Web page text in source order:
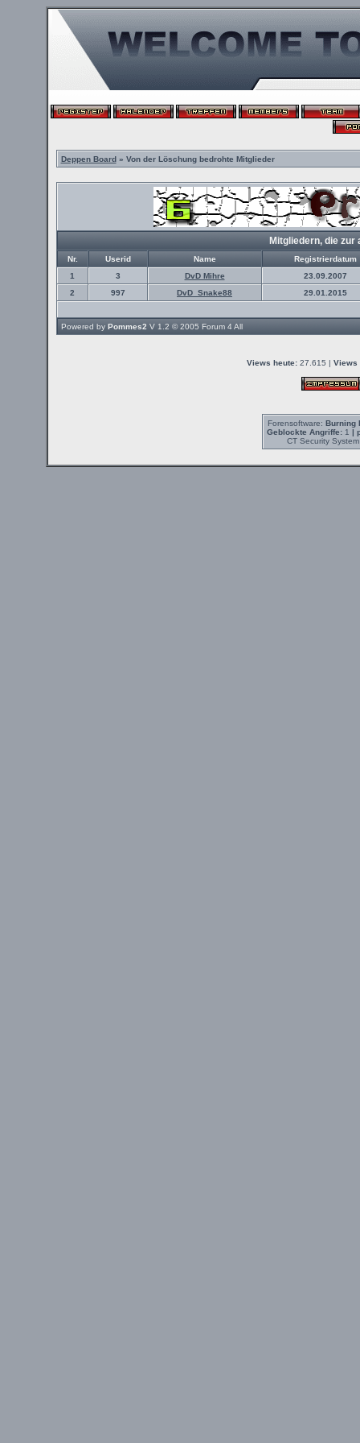
Deppen Board» Von der Löschung bedrohte Mitglieder
Mitgliedern, die
Nr. Userid Name
Registrierdatum
1
3 DvD Mihre
23.09.2007
2
997 DvD_Snake88 29.01.2015
Powered by Pommes2 V 1.2 © 2005 Forum 4 All
Views heute: 27.615 | Views
Forensoftware: Burning
Geblockte Angriffe:1 |
CT Security